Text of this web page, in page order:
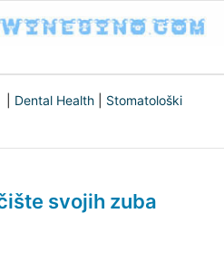
| Dental Health
Stomatološki
svojih zuba